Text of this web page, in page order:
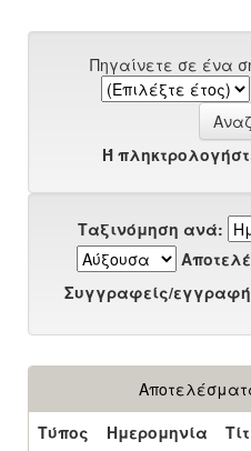
Πηγαίνετε σε ένα
Ή
Ταξινόμηση ανά:
Συγγραφείς/
Τύπος
Ημερομηνία